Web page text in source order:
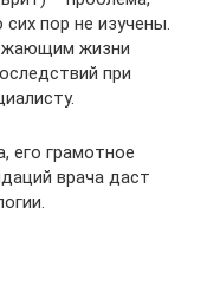
пор не изучены.
жизни
при
его грамотное
врача даст